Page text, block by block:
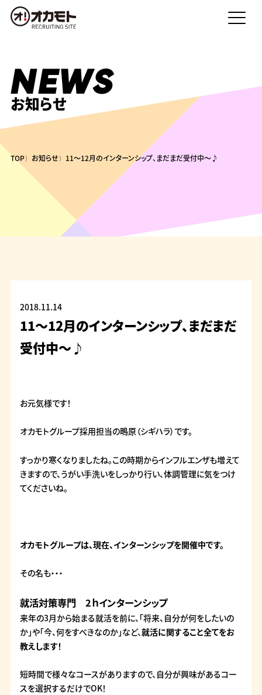
NEWS
お知らせ
TOP お知らせ 11～12月のインターンシップ、まだまだ受付中～♪
2018.11.14
11～12月のインターンシップ、まだまだ
受付中～♪
お元気様です！
オカモトグループ採用担当の鴫原（シギハラ）です。
すっかり寒くなりましたね。この時期からインフルエンザも増えて
きますので、うがい手洗いをしっかり行い、体調管理に気をつけ
てくださいね。
オカモトグループは、現在、インターンシップを開催中です。
その名も・・・
就活対策専門 2ｈインターンシップ
来年の3月から始まる就活を前に、「将来、自分が何をしたいの
か」や「今、何をすべきなのか」など、就活に関すること全てをお
教えします！
短時間で様々なコースがありますので、自分が興味があるコー
スを選択するだけでOK！